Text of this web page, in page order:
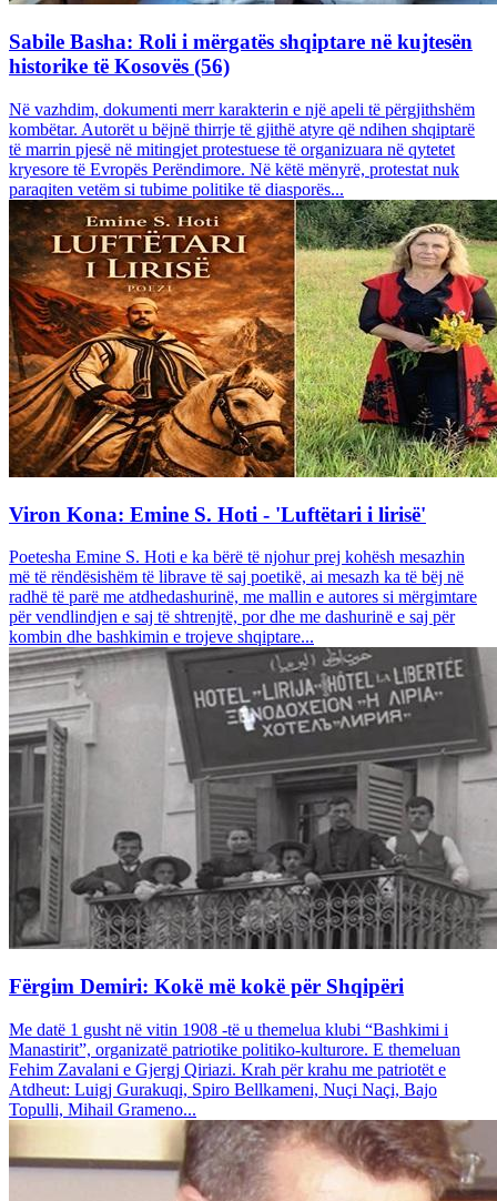
Sabile Basha: Roli i mërgatës shqiptare në kujtesën
historike të Kosovës (56)
Në vazhdim, dokumenti merr karakterin e një apeli të përgjithshëm
kombëtar. Autorët u bëjnë thirrje të gjithë atyre që ndihen shqiptarë
të marrin pjesë në mitingjet protestuese të organizuara në qytetet
kryesore të Evropës Perëndimore. Në këtë mënyrë, protestat nuk
paraqiten vetëm si tubime politike të diasporës...
Viron Kona: Emine S. Hoti - 'Luftëtari i lirisë'
Poetesha Emine S. Hoti e ka bërë të njohur prej kohësh mesazhin
më të rëndësishëm të librave të saj poetikë, ai mesazh ka të bëj në
radhë të parë me atdhedashurinë, me mallin e autores si mërgimtare
për vendlindjen e saj të shtrenjtë, por dhe me dashurinë e saj për
kombin dhe bashkimin e trojeve shqiptare...
Fërgim Demiri: Kokë më kokë për Shqipëri
Me datë 1 gusht në vitin 1908 -të u themelua klubi “Bashkimi i
Manastirit”, organizatë patriotike politiko-kulturore. E themeluan
Fehim Zavalani e Gjergj Qiriazi. Krah për krahu me patriotët e
Atdheut: Luigj Gurakuqi, Spiro Bellkameni, Nuçi Naçi, Bajo
Topulli, Mihail Grameno...